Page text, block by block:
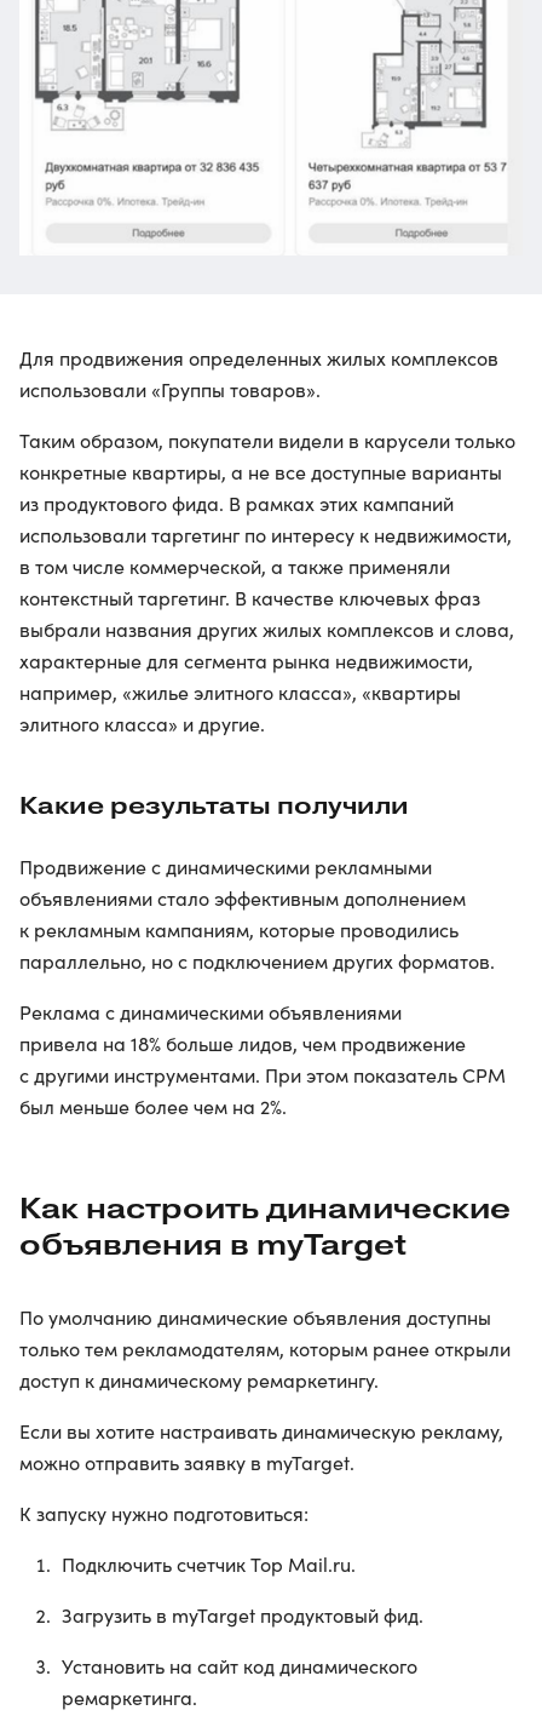
Для продвижения определенных жилых комплексов
использовали «Группы товаров».
Таким образом, покупатели видели в карусели только
конкретные квартиры, а не все доступные варианты
из продуктового фида. В рамках этих кампаний
использовали таргетинг по интересу к недвижимости,
в том числе коммерческой, а также применяли
контекстный таргетинг. В качестве ключевых фраз
выбрали названия других жилых комплексов и слова,
характерные для сегмента рынка недвижимости,
например, «жилье элитного класса», «квартиры
элитного класса» и другие.
Какие результаты получили
Продвижение с динамическими рекламными
объявлениями стало эффективным дополнением
к рекламным кампаниям, которые проводились
параллельно, но с подключением других форматов.
Реклама с динамическими объявлениями
привела на 18% больше лидов, чем продвижение
с другими инструментами. При этом показатель CPM
был меньше более чем на 2%.
Как настроить динамические
объявления в myTarget
По умолчанию динамические объявления доступны
только тем рекламодателям, которым ранее открыли
доступ к динамическому ремаркетингу.
Если вы хотите настраивать динамическую рекламу,
можно отправить заявку в myTarget.
К запуску нужно подготовиться:
Подключить счетчик Top Mail.ru.
Загрузить в myTarget продуктовый фид.
Установить на сайт код динамического
ремаркетинга.